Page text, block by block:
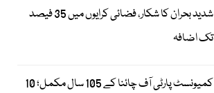
شدید بحران کا شکار، فضائی کرایوں میں 35 فیصد
تک اضافہ
کمیونسٹ پارٹی آف چائنا کے 105 سال مکمل؛ 10